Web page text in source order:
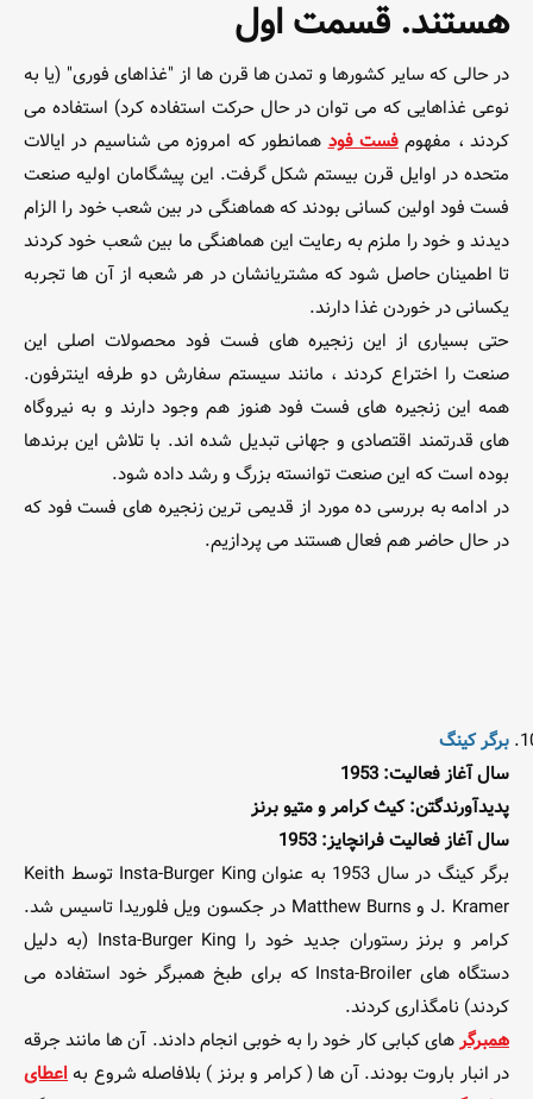
هستند. قسمت اول
در حالی که سایر کشورها و تمدن ها قرن ها از "غذاهای فوری" (یا به
نوعی غذاهایی که می توان در حال حرکت استفاده کرد) استفاده می
کردند ، مفهومفست فودهمانطور که امروزه می شناسیم در ایالات
متحده در اوایل قرن بیستم شکل گرفت. این پیشگامان اولیه صنعت
فست فود اولین کسانی بودند که هماهنگی در بین شعب خود را الزام
دیدند و خود را ملزم به رعایت این هماهنگی ما بین شعب خود کردند
تا اطمینان حاصل شود که مشتریانشان در هر شعبه از آن ها تجربه
یکسانی در خوردن غذا دارند.
حتی بسیاری از این زنجیره های فست فود محصولات اصلی این
صنعت را اختراع کردند ، مانند سیستم سفارش دو طرفه اینترفون.
همه این زنجیره های فست فود هنوز هم وجود دارند و به نیروگاه
های قدرتمند اقتصادی و جهانی تبدیل شده اند. با تلاش این برندها
بوده است که این صنعت توانسته بزرگ و رشد داده شود.
در ادامه به بررسی ده مورد از قدیمی ترین زنجیره های فست فود که
در حال حاضر هم فعال هستند می پردازیم.
برگر کینگ
سال آغاز فعالیت: 1953
پدیدآورندگتن: کیث کرامر و متیو برنز
سال آغاز فعالیت فرانچایز: 1953
برگر کینگ در سال 1953 به عنوان Insta-Burger King توسط Keith
J. Kramer و Matthew Burns در جکسون ویل فلوریدا تاسیس شد.
کرامر و برنز رستوران جدید خود را Insta-Burger King (به دلیل
دستگاه های Insta-Broiler که برای طبخ همبرگر خود استفاده می
کردند) نامگذاری کردند.
همبرگرهای کبابی کار خود را به خوبی انجام دادند. آن ها مانند جرقه
در انبار باروت بودند. آن ها ( کرامر و برنز ) بلافاصله شروع به اعطای